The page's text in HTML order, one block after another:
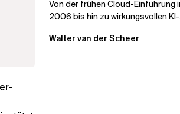
Von der frühen Cloud-Einführung
2006 bis hin zu wirkungsvollen KI-
Walter van der Scheer